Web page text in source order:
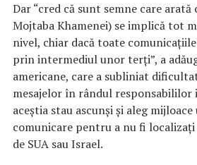
Dar “cred că sunt semne care
Mojtaba Khamenei) se implică tot
nivel, chiar dacă toate
prin intermediul unor terţi”, a
americane, care a subliniat
mesajelor în rândul
aceştia stau ascunşi şi aleg
comunicare pentru a nu fi
de SUA sau Israel.